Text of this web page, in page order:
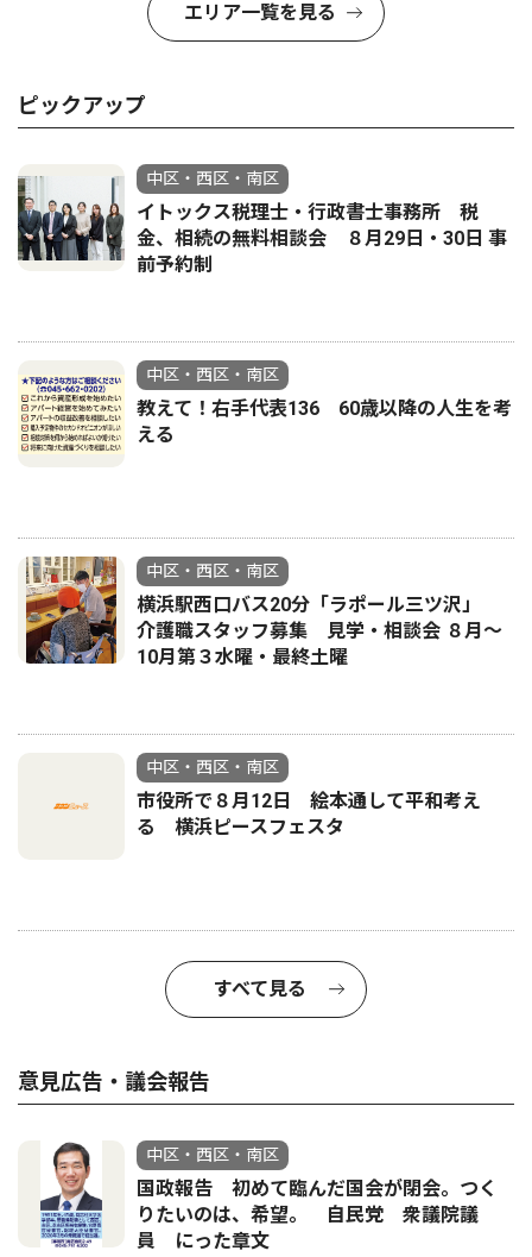
エリア一覧を見る
ピックアップ
中区・西区・南区
イトックス税理士・行政書士事務所 税
金、相続の無料相談会 ８月29日・30日 事
前予約制
中区・西区・南区
教えて！右手代表136 60歳以降の人生を考
える
中区・西区・南区
横浜駅西口バス20分「ラポール三ツ沢」
介護職スタッフ募集 見学・相談会 ８月〜
10月第３水曜・最終土曜
中区・西区・南区
市役所で８月12日 絵本通して平和考え
る 横浜ピースフェスタ
すべて見る
意見広告・議会報告
中区・西区・南区
国政報告 初めて臨んだ国会が閉会。つく
りたいのは、希望。 自民党 衆議院議
員 にった章文